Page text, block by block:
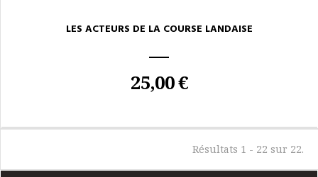
LES ACTEURS DE LA COURSE LANDAISE
25,00 €
Résultats 1 - 22 sur 22.